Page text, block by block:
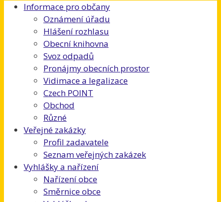
Informace pro občany
Oznámení úřadu
Hlášení rozhlasu
Obecní knihovna
Svoz odpadů
Pronájmy obecních prostor
Vidimace a legalizace
Czech POINT
Obchod
Různé
Veřejné zakázky
Profil zadavatele
Seznam veřejných zakázek
Vyhlášky a nařízení
Nařízení obce
Směrnice obce